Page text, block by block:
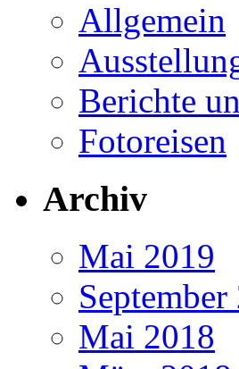
Allgemein
Berichte
Fotoreisen
Archiv
Mai 2019
September
Mai 2018